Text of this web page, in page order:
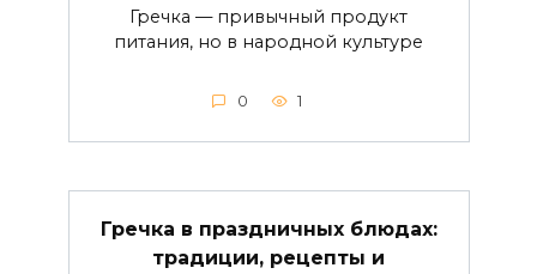
Гречка — привычный продукт
питания, но в народной культуре
0 1
Гречка в праздничных блюдах:
традиции, рецепты и